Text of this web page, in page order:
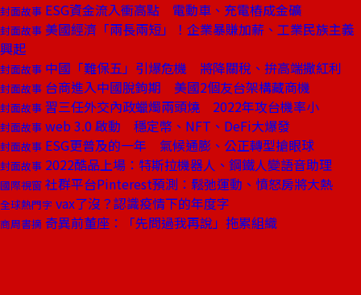
封面故事 ESG資金流入衝高點 電動車、充電樁成金礦
封面故事 美國經濟「兩長兩短」！企業暴賺加薪、工業民族主義
興起
封面故事 中國「難保五」引爆危機 將降關稅、拚高端撒紅利
封面故事 台商進入中國脫鉤期 美國2個友台架構藏商機
封面故事 習三任外交內政蠟燭兩頭燒 2022年攻台機率小
封面故事 web 3.0 啟動 穩定幣、NFT、DeFi大爆發
封面故事 ESG更普及的一年 氣候通膨、公正轉型搶眼球
封面故事 2022酷品上場：特斯拉機器人、鋼鐵人變語音助理
國際視窗 社群平台Pinterest預測：鬆弛運動、憤怒房將大熱
全球熱門字 vax了沒？認識疫情下的年度字
商周書摘 奇異前董座：「先問過我再說」拖累組織